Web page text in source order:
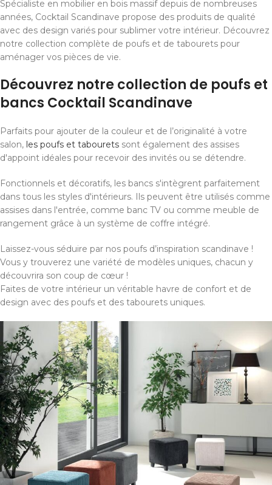
Spécialiste en mobilier en bois massif depuis de nombreuses
années, Cocktail Scandinave propose des produits de qualité
avec des design variés pour sublimer votre intérieur. Découvrez
notre collection complète de poufs et de tabourets pour
aménager vos pièces de vie.
Découvrez notre collection de poufs et
bancs Cocktail Scandinave
Parfaits pour ajouter de la couleur et de l’originalité à votre
salon, les poufs et tabourets sont également des assises
d'appoint idéales pour recevoir des invités ou se détendre.
Fonctionnels et décoratifs, les bancs s'intègrent parfaitement
dans tous les styles d'intérieurs. Ils peuvent être utilisés comme
assises dans l'entrée, comme banc TV ou comme meuble de
rangement grâce à un système de coffre intégré.
Laissez-vous séduire par nos poufs d’inspiration scandinave !
Vous y trouverez une variété de modèles uniques, chacun y
découvrira son coup de cœur !
Faites de votre intérieur un véritable havre de confort et de
design avec des poufs et des tabourets uniques.